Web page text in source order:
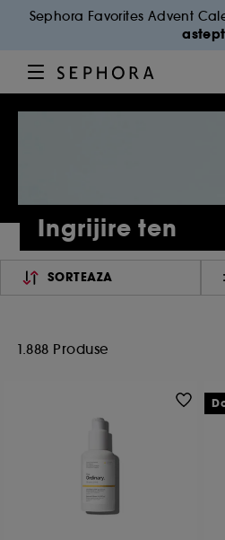
Sephora Favorites Advent
Ingrijire ten
SORTEAZA
1.888 Produse